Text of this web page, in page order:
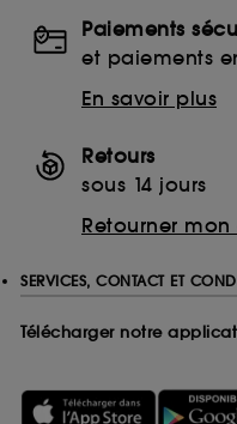
Paiements
et paiements
En savoir plus
Retours
sous 14 jours
Retourner
SERVICES, CONTACT ET
Télécharger notre